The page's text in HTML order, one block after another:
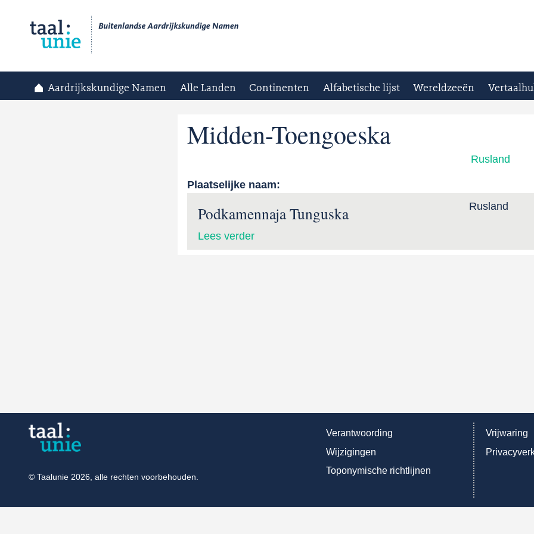
Aardrijkskundige Namen Alle Landen Continenten Alfabetische lijst Wereldzeeën
Midden-Toengoeska
Rusland
Plaatselijke naam:
Podkamennaja Tunguska Rusland
Lees verder
Verantwoording
Wijzigingen
Toponymische richtlijnen
Vrijwaring
© Taalunie 2026, alle rechten voorbehouden.